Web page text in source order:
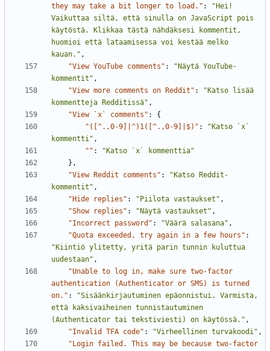
they may take a bit longer to load." :
"Hei!
Vaikuttaa siltä, että sinulla on JavaScript pois
käytöstä. Klikkaa tästä nähdäksesi kommentit,
huomioi että lataamisessa voi kestää melko
kauan." ,
"View YouTube comments" :
"Näytä YouTube-
kommentit" ,
"View more comments on Reddit" :
"Katso lisää
kommentteja Redditissä" ,
"View `x` comments" :
{
"([^.,0-9]|^)1([^.,0-9]|$)" :
"Katso `x`
kommentti" ,
"" :
"Katso `x` kommenttia"
},
"View Reddit comments" :
"Katso Reddit-
kommentit" ,
"Hide replies" : "Piilota vastaukset" ,
"Show replies" : "Näytä vastaukset" ,
"Incorrect password" : "Väärä salasana" ,
"Quota exceeded, try again in a few hours" :
"Kiintiö ylitetty, yritä parin tunnin kuluttua
uudestaan" ,
"Unable to log in, make sure two-factor
authentication (Authenticator or SMS) is turned
on." :
"Sisäänkirjautuminen epäonnistui. Varmista,
että kaksivaiheinen tunnistautuminen
(Authenticator tai tekstiviesti) on käytössä." ,
"Invalid TFA code" : "Virheellinen turvakoodi" ,
"Login failed. This may be because two-factor